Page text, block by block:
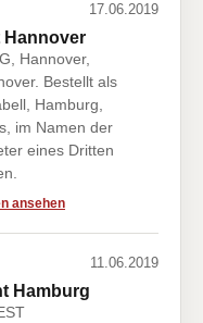
17.06.2019
Hannover
Hannover,
Bestellt als
Hamburg,
im Namen der
eines Dritten
ansehen
11.06.2019
Hamburg